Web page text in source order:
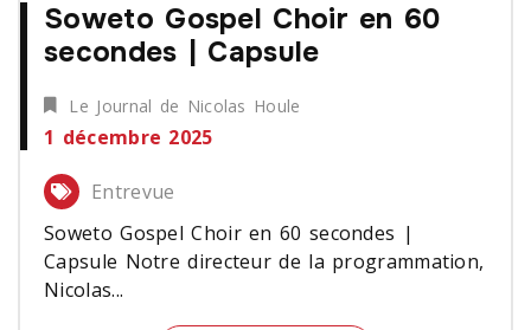
Soweto Gospel Choir en 60
secondes | Capsule
Le Journal de Nicolas Houle
1 décembre 2025
Entrevue
Soweto Gospel Choir en 60 secondes |
Capsule Notre directeur de la programmation,
Nicolas...